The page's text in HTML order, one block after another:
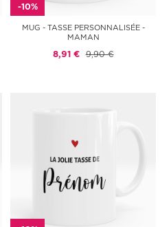
-10%
MUG - TASSE PERSONNALISÉE -
MAMAN
8,91 € 9,90 €